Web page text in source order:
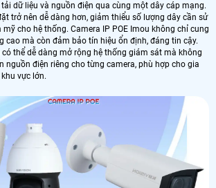
tải dữ liệu và nguồn điện qua cùng một dây cáp mạng.
trở nên dễ dàng hơn, giảm thiểu số lượng dây cần sử
cho hệ thống. Camera IP POE Imou không chỉ cung
cao mà còn đảm bảo tín hiệu ổn định, đáng tin cậy.
có thể dễ dàng mở rộng hệ thống giám sát mà không
nguồn điện riêng cho từng camera, phù hợp cho gia
vực lớn.